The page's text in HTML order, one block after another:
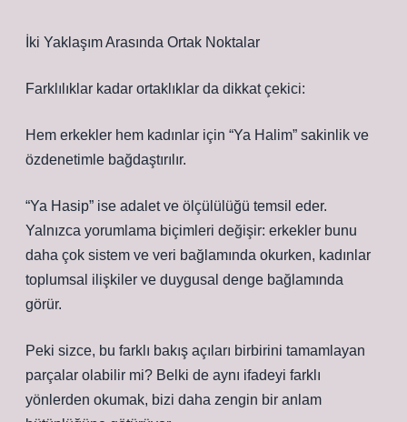
İki Yaklaşım Arasında Ortak Noktalar
Farklılıklar kadar ortaklıklar da dikkat çekici:
Hem erkekler hem kadınlar için “Ya Halim” sakinlik ve
özdenetimle bağdaştırılır.
“Ya Hasip” ise adalet ve ölçülülüğü temsil eder.
Yalnızca yorumlama biçimleri değişir: erkekler bunu
daha çok sistem ve veri bağlamında okurken, kadınlar
toplumsal ilişkiler ve duygusal denge bağlamında
görür.
Peki sizce, bu farklı bakış açıları birbirini tamamlayan
parçalar olabilir mi? Belki de aynı ifadeyi farklı
yönlerden okumak, bizi daha zengin bir anlam